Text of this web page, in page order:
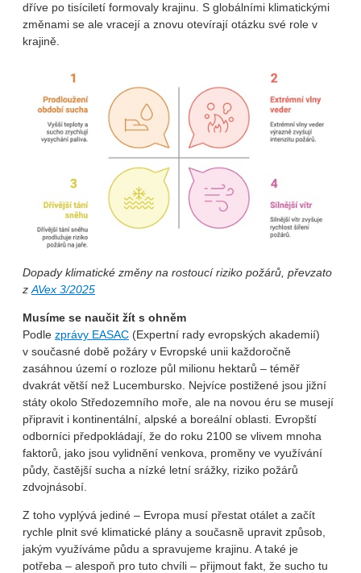
dříve po tisíciletí formovaly krajinu. S globálními klimatickými
změnami se ale vracejí a znovu otevírají otázku své role v
krajině.
Dopady klimatické změny na rostoucí riziko požárů, převzato
z AVex 3/2025
Musíme se naučit žít s ohněm
Podle zprávy EASAC (Expertní rady evropských akademií)
v současné době požáry v Evropské unii každoročně
zasáhnou území o rozloze půl milionu hektarů – téměř
dvakrát větší než Lucembursko. Nejvíce postižené jsou jižní
státy okolo Středozemního moře, ale na novou éru se musejí
připravit i kontinentální, alpské a boreální oblasti. Evropští
odborníci předpokládají, že do roku 2100 se vlivem mnoha
faktorů, jako jsou vylidnění venkova, proměny ve využívání
půdy, častější sucha a nízké letní srážky, riziko požárů
zdvojnásobí.
Z toho vyplývá jediné – Evropa musí přestat otálet a začít
rychle plnit své klimatické plány a současně upravit způsob,
jakým využíváme půdu a spravujeme krajinu. A také je
potřeba – alespoň pro tuto chvíli – přijmout fakt, že sucho tu